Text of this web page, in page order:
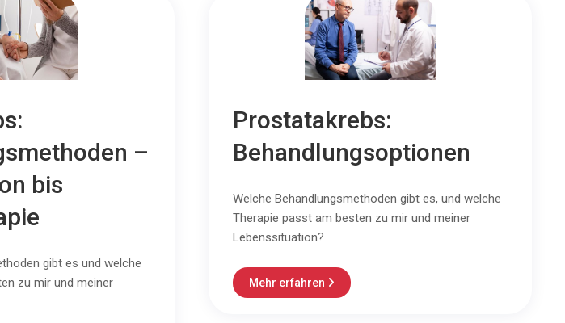
–
bis
gibt es und welche
zu mir und meiner
Prostatakrebs:
Behandlungsoptionen
Welche Behandlungsmethoden gibt es, und welche
Therapie passt am besten zu mir und meiner
Lebenssituation?
Mehr erfahren 